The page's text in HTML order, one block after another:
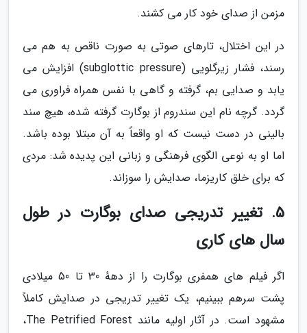
مزمن از صدای خود کار می کشند.
در این اختلال، تارهای صوتی به صورت ناقص به هم می
رسند، فشار زیرگلویی (subglottic pressure) افزایش می
یابد و صدایی بم، گرفته و گاهی با نفس همراه فراوری می
گردد. گرچه نام این سندروم از بوگارت گرفته شده، هیچ سند
بالینی در دست نیست که او واقعاً به آن مبتلا بوده باشد.
اما او به نوعی الگوی فرهنگی و زبانی این پدیده شد: مردی
که برای خلق کاریزما، صدایش را سوزاند.
5. تغییر تدریجی صدای بوگارت در طول
سال های کاری
اگر فیلم های همفری بوگارت را از دههٔ 30 تا 50 میلادی
پشت سرهم ببینیم، یک تغییر تدریجی در صدایش کاملاً
مشهود است. در آثار اولیه مانند The Petrified Forest،